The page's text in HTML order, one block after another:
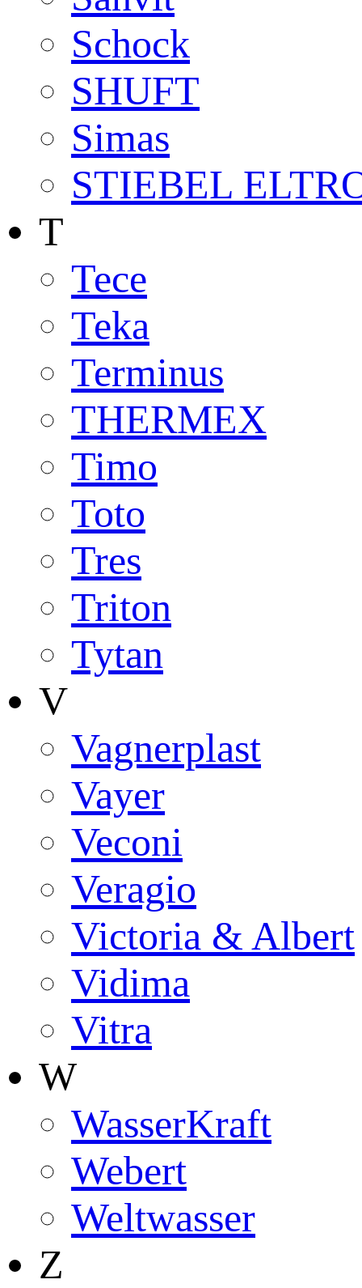
Schock
SHUFT
Simas
STIEBEL
T
Tece
Teka
Terminus
THERMEX
Timo
Toto
Tres
Triton
Tytan
V
Vagnerplast
Vayer
Veconi
Veragio
Victoria & Albert
Vidima
Vitra
W
WasserKraft
Webert
Weltwasser
Z